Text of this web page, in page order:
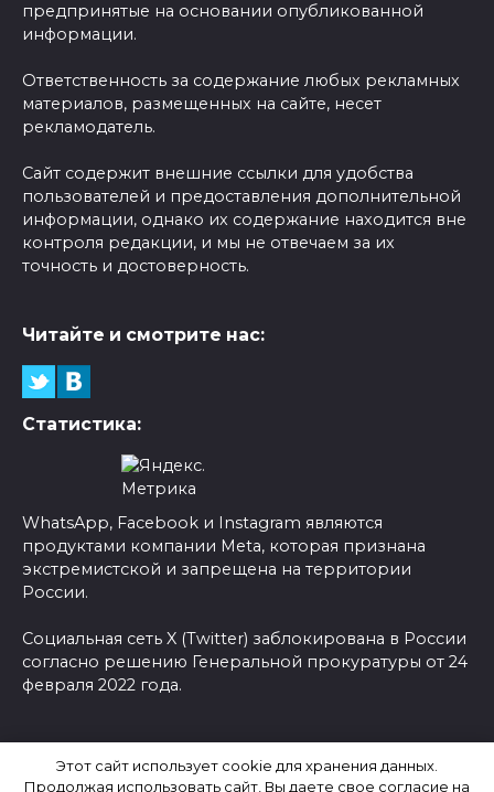
предпринятые на основании опубликованной
информации.
Ответственность за содержание любых рекламных
материалов, размещенных на сайте, несет
рекламодатель.
Сайт содержит внешние ссылки для удобства
пользователей и предоставления дополнительной
информации, однако их содержание находится вне
контроля редакции, и мы не отвечаем за их
точность и достоверность.
Читайте и смотрите нас:
Статистика:
WhatsApp, Facebook и Instagram являются
продуктами компании Meta, которая признана
экстремистской и запрещена на территории
России.
Социальная сеть X (Twitter) заблокирована в России
согласно решению Генеральной прокуратуры от 24
февраля 2022 года.
Последние новости России
Этот сайт использует cookie для хранения данных.
Продолжая использовать сайт, Вы даете свое согласие на